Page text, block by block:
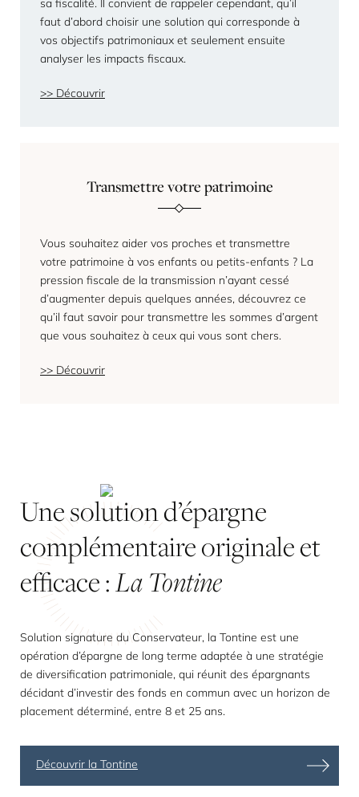
sa fiscalité. Il convient de rappeler cependant, qu’il
faut d’abord choisir une solution qui corresponde à
vos objectifs patrimoniaux et seulement ensuite
analyser les impacts fiscaux.
Découvrir
Transmettre votre patrimoine
Vous souhaitez aider vos proches et transmettre
votre patrimoine à vos enfants ou petits-enfants ? La
pression fiscale de la transmission n’ayant cessé
d’augmenter depuis quelques années, découvrez ce
qu’il faut savoir pour transmettre les sommes d’argent
que vous souhaitez à ceux qui vous sont chers.
Découvrir
Unesolutiond’épargne
complémentaireoriginaleet
efficace:La Tontine
Solution signature du Conservateur, la Tontine est une
opération d’épargne de long terme adaptée à une stratégie
de diversification patrimoniale, qui réunit des épargnants
décidant d’investir des fonds en commun avec un horizon de
placement déterminé, entre 8 et 25 ans.
Découvrir la Tontine